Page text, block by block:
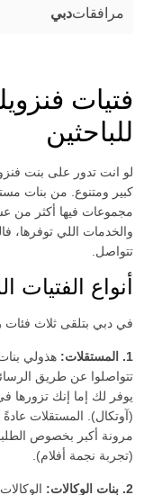
فتيات
للباحثين
لو انت تدور على بنت
كبير ومتنوع. من بنات
مجموعات فيها أكثر من
والخدمات اللي توفرها،
تتواصل.
أنواع
في دبي بتلقى ثلاث فئات
1. المستقلات:
هذولي
تتواصلوا عن طريق
يوفر لك إما إنك تزورها
(آوتكال). المستقلات
(تجربة نجمة أفلام).
2. بنات الوكالات:
مرافقاتدبي
كلام بذيء
سيطرة
ثنائي مع فتاة
مساج مثير
صور مثيرة (أثناء
ملاعبة
فتشية القدم
تجربة صديقة
تبول (أعطي)
تبول (أتلقى)
جنس جماعي
استمناء باليد